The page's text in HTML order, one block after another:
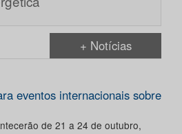
+ Notícias
eventos internacionais sobre
de 21 a 24 de outubro,